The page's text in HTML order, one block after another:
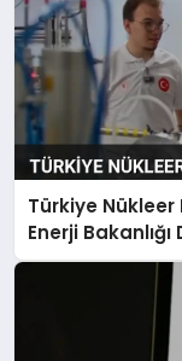
Türkiye Nükleer
Enerji